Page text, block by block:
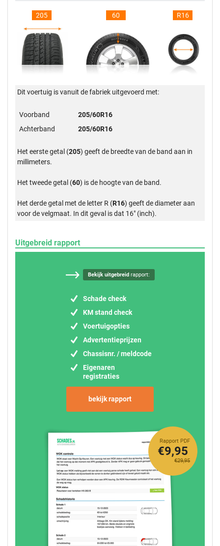
205 60 R16
Dit voertuig is vanuit de fabriek uitgevoerd met:
Voorband
205/60R16
Achterband
205/60R16
Het eerste getal (205) geeft de breedte van de band aan in
millimeters.
Het tweede getal (60) is de hoogte van de band.
Het derde getal met de letter R (R16) geeft de diameter aan
voor de velgmaat. In dit geval is dat 16" (inch).
Uitgebreid rapport
Bekijk uitgebreid rapport:
Schade check
KM stand check
Voertuigopties
Advertentieprijzen
Chassisnr. / meldcode
Eigenaren
registraties
bekijk rapport
Rapport PDF
€29,95
€9,95